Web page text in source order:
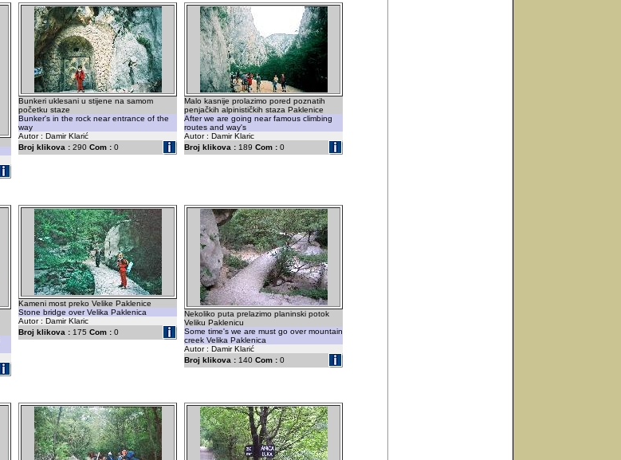
Bunkeri uklesani u stijene na samom
početku staze
Bunker's in the rock near entrance of the
way
Autor : Damir Klarić
Broj klikova : 290 Com : 0
Malo kasnije prolazimo pored poznatih
penjačkih alpinističkih staza Paklenice
After we are going near famous climbing
routes and way's
Autor : Damir Klaric
Broj klikova : 189 Com : 0
Kameni most preko Velike Paklenice
Stone bridge over Velika Paklenica
Autor : Damir Klaric
Broj klikova : 175 Com : 0
Nekoliko puta prelazimo planinski potok
Veliku Paklenicu
Some time's we are must go over mountain
creek Velika Paklenica
Autor : Damir Klarić
Broj klikova : 140 Com : 0